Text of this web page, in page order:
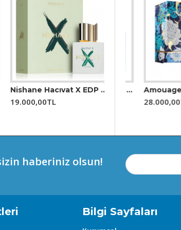
Nishane Hacıvat X EDP 100 ML Unisex Parfüm
19.000,00TL
29.550,00TL 28.000,00TL
haberiniz olsun!
Bilgi Sayfaları